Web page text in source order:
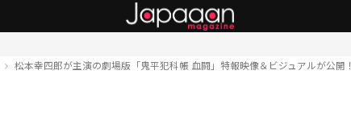
松本幸四郎が主演の劇場版「鬼平犯科帳 血闘」特報映像＆ビジュアルが公開！